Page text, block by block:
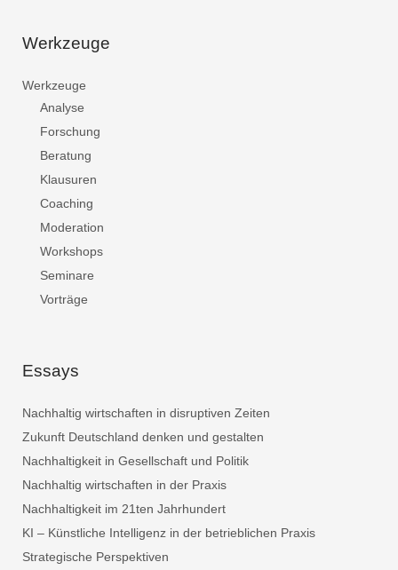
Werkzeuge
Werkzeuge
Analyse
Forschung
Beratung
Klausuren
Coaching
Moderation
Workshops
Seminare
Vorträge
Essays
Nachhaltig wirtschaften in disruptiven Zeiten
Zukunft Deutschland denken und gestalten
Nachhaltigkeit in Gesellschaft und Politik
Nachhaltig wirtschaften in der Praxis
Nachhaltigkeit im 21ten Jahrhundert
KI – Künstliche Intelligenz in der betrieblichen Praxis
Strategische Perspektiven